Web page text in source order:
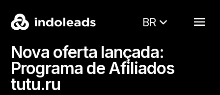
BR
Nova oferta lançada:
Programa de Afiliados
tutu.ru